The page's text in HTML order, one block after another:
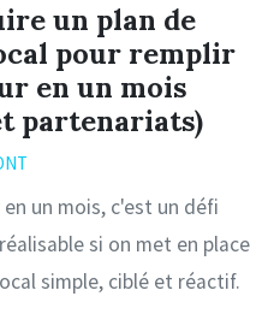
un plan de
pour remplir
en un mois
partenariats)
un mois, c'est un défi
si on met en place
simple, ciblé et réactif.